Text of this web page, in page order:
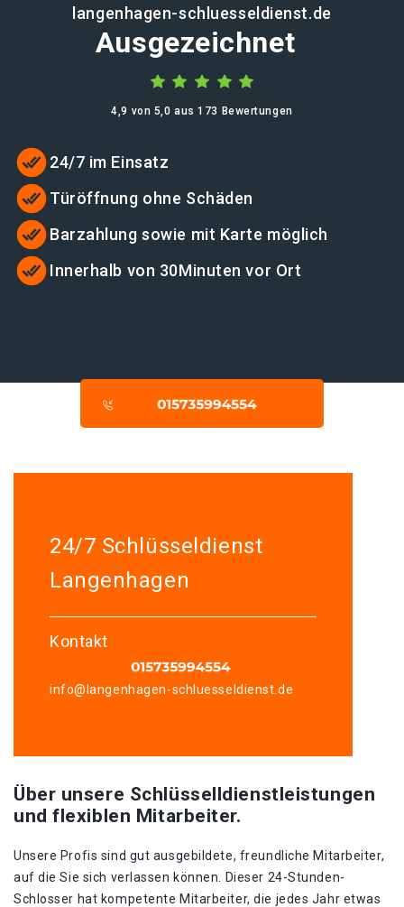
langenhagen-schluesseldienst.de
Ausgezeichnet
4,9 von 5,0 aus 173 Bewertungen
24/7 im Einsatz
Türöffnung ohne Schäden
Barzahlung sowie mit Karte möglich
Innerhalb von 30Minuten vor Ort
24/7 Schlüsseldienst
Langenhagen
Kontakt
info@langenhagen-schluesseldienst.de
Über unsere Schlüsselldienstleistungen
und flexiblen Mitarbeiter.
Unsere Profis sind gut ausgebildete, freundliche Mitarbeiter,
auf die Sie sich verlassen können. Dieser 24-Stunden-
Schlosser hat kompetente Mitarbeiter, die jedes Jahr etwas